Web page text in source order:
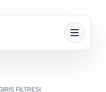
FILTRESI